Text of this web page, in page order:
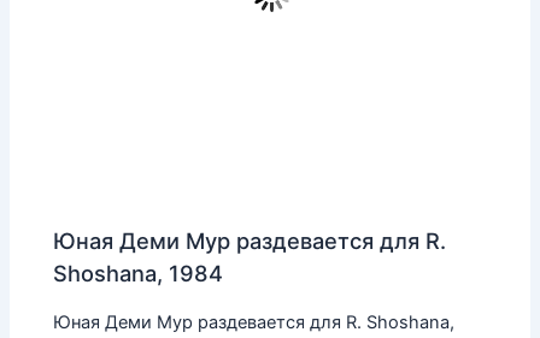
Юная Деми Мур раздевается для R.
Shoshana, 1984
Юная Деми Мур раздевается для R. Shoshana,